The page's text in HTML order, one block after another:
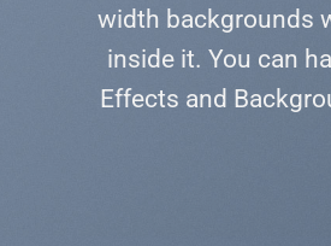
width backgrounds
inside it. You can
Effects and